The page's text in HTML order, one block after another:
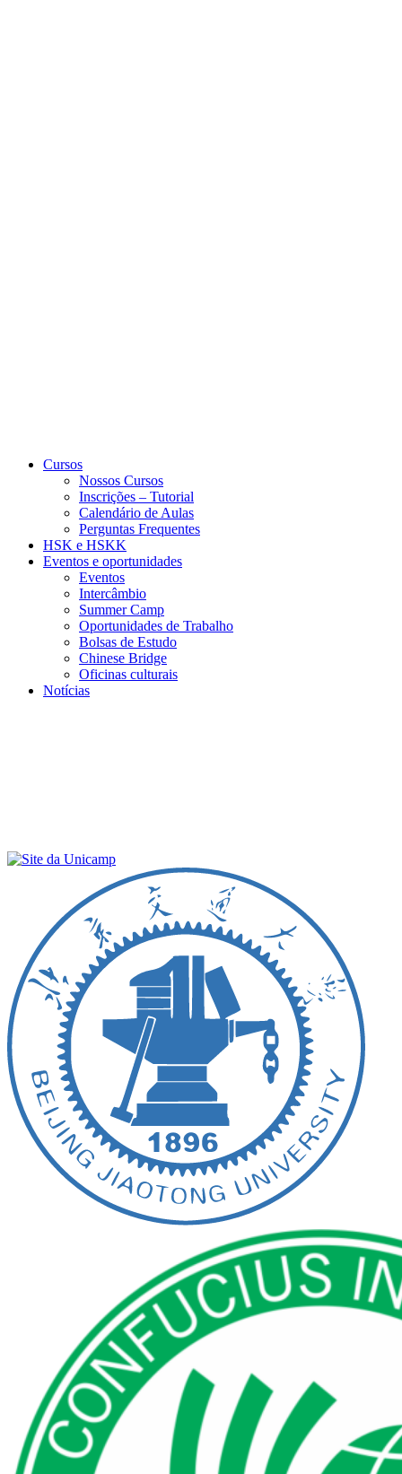
Cursos
Nossos Cursos
Inscrições – Tutorial
Calendário de Aulas
Perguntas Frequentes
HSK e HSKK
Eventos e oportunidades
Eventos
Intercâmbio
Summer Camp
Oportunidades de Trabalho
Bolsas de Estudo
Chinese Bridge
Oficinas culturais
Notícias